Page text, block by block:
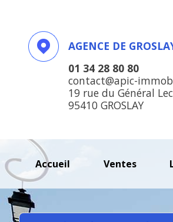
AGENCE DE
01 34 28 80 80
contact@apic-
19 rue du Général
95410 GROSLAY
accueil ventes